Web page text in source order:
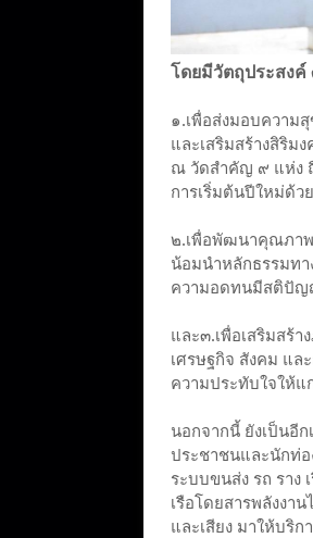
โดยมีวัตถุประสงค์
๑.เพื่อส่งมอบความ
และเสริมสร้างสิริม
ณ วัดสำคัญ ๙ แห่ง
การเริ่มต้นปีใหม่ด้ว
๒.เพื่อพัฒนาคุณภา
น้อมนำหลักธรรมทา
ความอดทนมีสติปัญ
และ๓.เพื่อเสริมสร้
เศรษฐกิจ สังคม แล
ความประทับใจให้แ
นอกจากนี้ ยังเป็นอี
ประชาชนและนักท่อ
ระบบขนส่ง รถ ราง
เรือโดยสารพลังงา
และเสียง มาให้บริก